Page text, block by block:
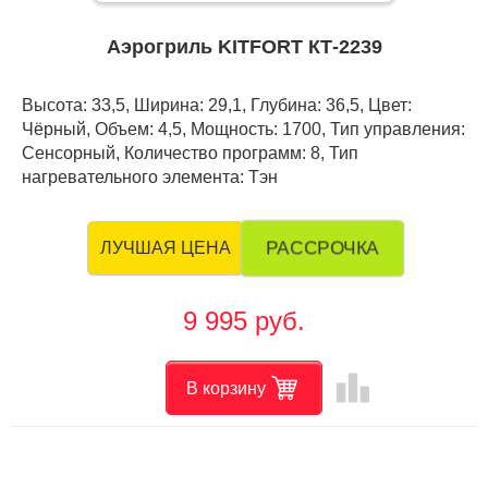
Аэрогриль KITFORT КТ-2239
Высота: 33,5, Ширина: 29,1, Глубина: 36,5, Цвет:
Чёрный, Объем: 4,5, Мощность: 1700, Тип управления:
Сенсорный, Количество программ: 8, Тип
нагревательного элемента: Тэн
ЛУЧШАЯ ЦЕНА РАССРОЧКА
9 995 руб.
В корзину leaderboard